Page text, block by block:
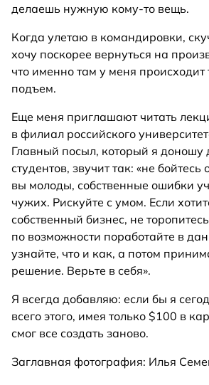
делаешь нужную кому-то вещь.
Когда улетаю в командировки,
хочу поскорее вернуться на
что именно там у меня происходит
подъем.
Еще меня приглашают читать
в филиал российского
Главный посыл, который я доношу
студентов, звучит так: «не
вы молоды, собственные ошибки
чужих. Рискуйте с умом. Если
собственный бизнес, не
по возможности поработайте в
узнайте, что и как, а потом
решение. Верьте в себя».
Я всегда добавляю: если бы я
всего этого, имея только $100 в
смог все создать заново.
Заглавная фотография: Илья